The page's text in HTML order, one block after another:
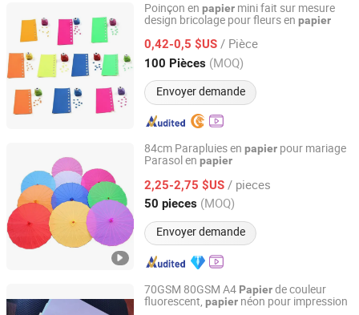
Poinçon en papier mini fait sur mesure
design bricolage pour fleurs en papier
0,42-0,5 $US / Pièce
100 Pièces (MOQ)
Envoyer demande
Nanchang Qunpeng Technology Development Co., Ltd.
Jiangxi, China Depuis 2024
84cm Parapluies en papier pour mariage
Parasol en papier
2,25-2,75 $US / pieces
50 pieces (MOQ)
Envoyer demande
Changsha Qingyulan Homeware Co., Ltd.
Hunan, China Depuis 2022
70GSM 80GSM A4 Papierde couleur
fluorescent, papier néon pour impression
Qingdao Newxinker International Trade Co., Ltd.